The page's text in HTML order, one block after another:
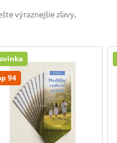
výraznejšie zľavy,
94